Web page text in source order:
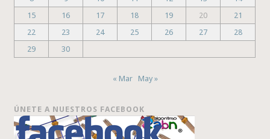
15
16 17 18 19 20
21
22
23 24 25 26 27
28
29
30
« Mar May »
ÚNETE A NUESTROS FACEBOOK